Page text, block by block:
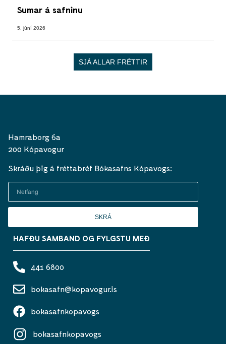
Sumar á safninu
5. júní 2026
SJÁ ALLAR FRÉTTIR
Hamraborg 6a
200 Kópavogur
Skráðu þig á fréttabréf Bókasafns Kópavogs:
SKRÁ
HAFÐU SAMBAND OG FYLGSTU MEÐ
441 6800
bokasafn@kopavogur.is
bokasafnkopavogs
bokasafnkopavogs